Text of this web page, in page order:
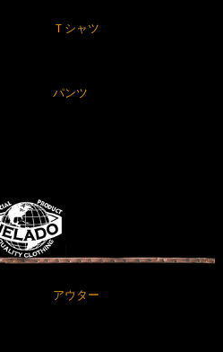
Ｔシャツ
パンツ
アウター